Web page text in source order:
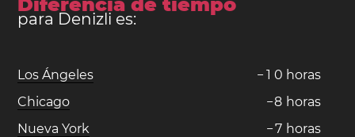
para Denizli es:
Los Ángeles − 1 0 horas
Chicago
−8 horas
Nueva York
−7 horas